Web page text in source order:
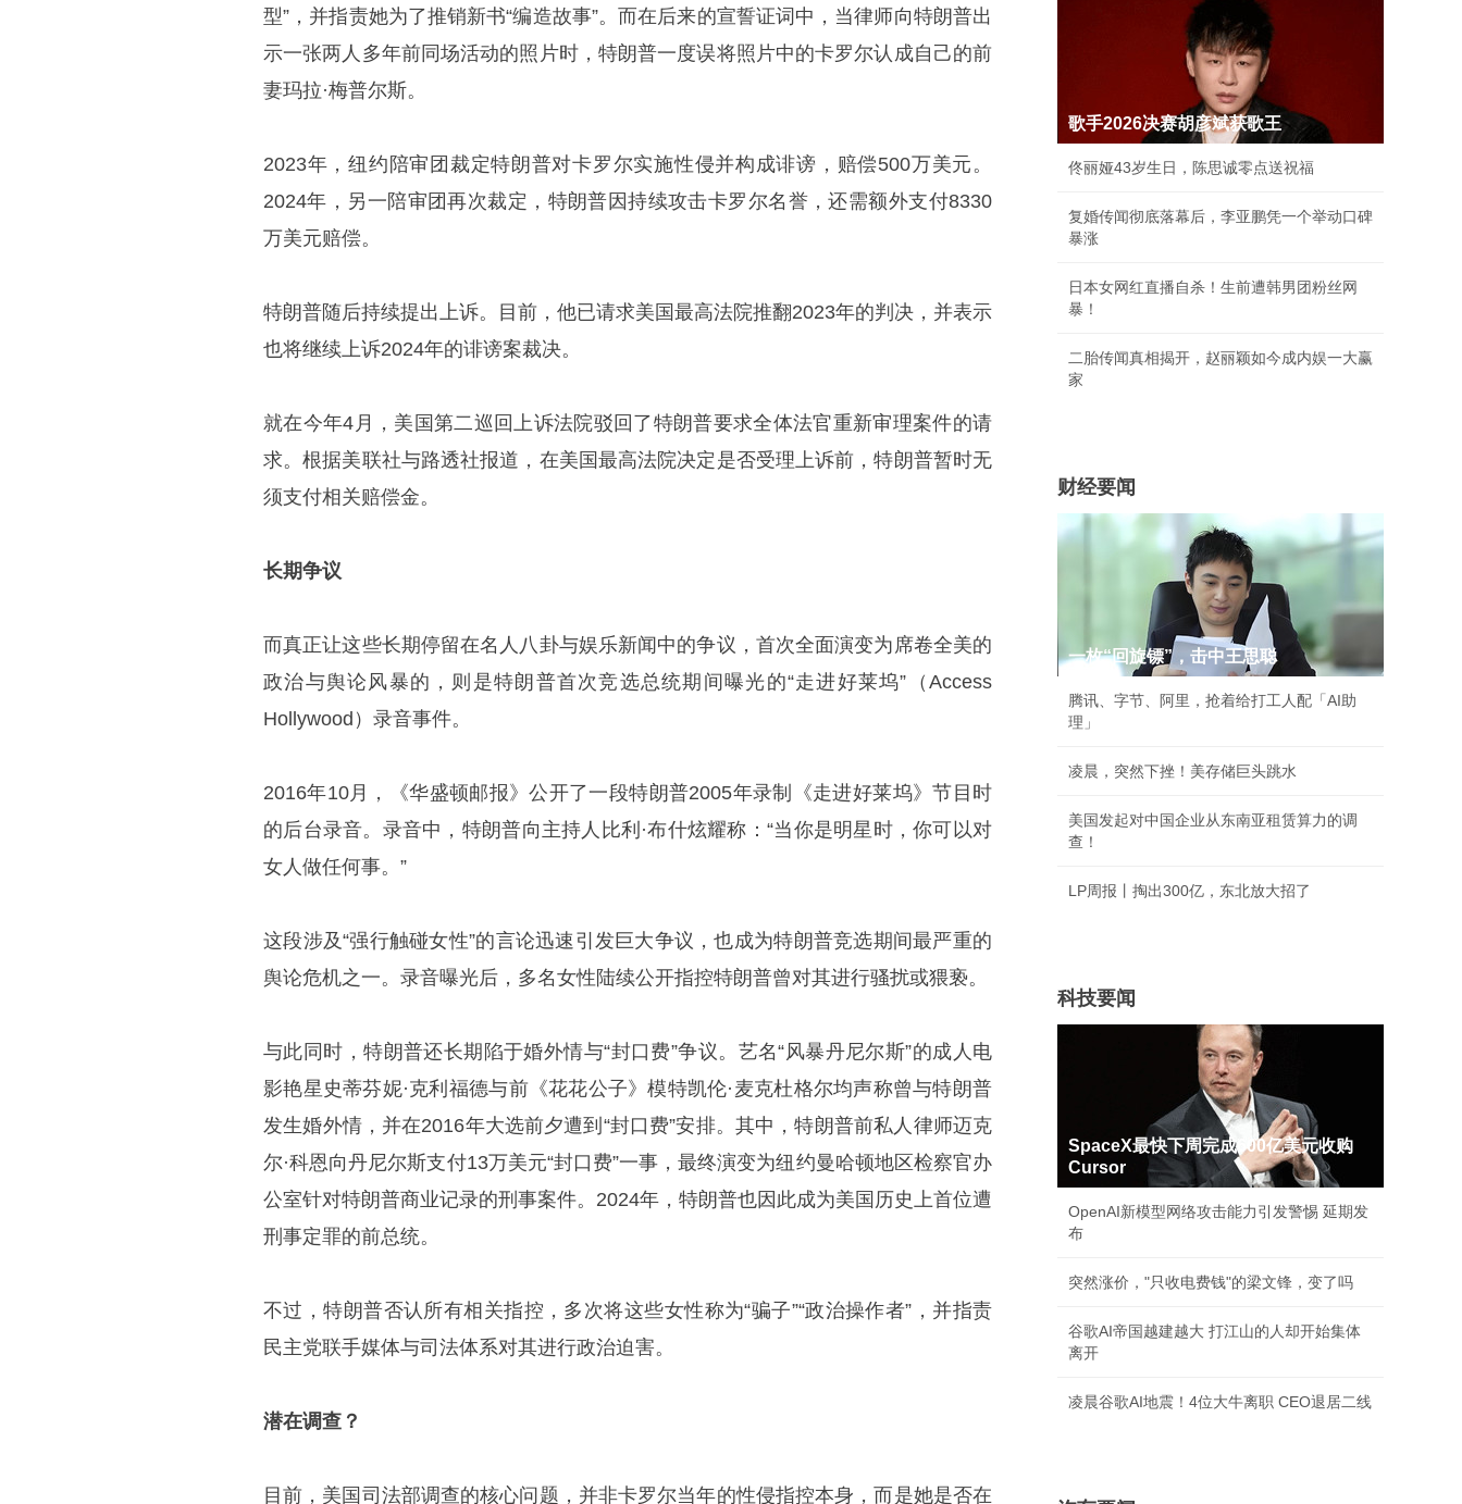
型”，并指责她为了推销新书“编造故事”。而在后来的宣誓证词中，当律师向特朗普出
示一张两人多年前同场活动的照片时，特朗普一度误将照片中的卡罗尔认成自己的前
妻玛拉·梅普尔斯。
2023年，纽约陪审团裁定特朗普对卡罗尔实施性侵并构成诽谤，赔偿500万美元。
2024年，另一陪审团再次裁定，特朗普因持续攻击卡罗尔名誉，还需额外支付8330
万美元赔偿。
特朗普随后持续提出上诉。目前，他已请求美国最高法院推翻2023年的判决，并表示
也将继续上诉2024年的诽谤案裁决。
就在今年4月，美国第二巡回上诉法院驳回了特朗普要求全体法官重新审理案件的请
求。根据美联社与路透社报道，在美国最高法院决定是否受理上诉前，特朗普暂时无
须支付相关赔偿金。
长期争议
而真正让这些长期停留在名人八卦与娱乐新闻中的争议，首次全面演变为席卷全美的
政治与舆论风暴的，则是特朗普首次竞选总统期间曝光的“走进好莱坞”（Access
Hollywood）录音事件。
2016年10月，《华盛顿邮报》公开了一段特朗普2005年录制《走进好莱坞》节目时
的后台录音。录音中，特朗普向主持人比利·布什炫耀称：“当你是明星时，你可以对
女人做任何事。”
这段涉及“强行触碰女性”的言论迅速引发巨大争议，也成为特朗普竞选期间最严重的
舆论危机之一。录音曝光后，多名女性陆续公开指控特朗普曾对其进行骚扰或猥亵。
与此同时，特朗普还长期陷于婚外情与“封口费”争议。艺名“风暴丹尼尔斯”的成人电
影艳星史蒂芬妮·克利福德与前《花花公子》模特凯伦·麦克杜格尔均声称曾与特朗普
发生婚外情，并在2016年大选前夕遭到“封口费”安排。其中，特朗普前私人律师迈克
尔·科恩向丹尼尔斯支付13万美元“封口费”一事，最终演变为纽约曼哈顿地区检察官办
公室针对特朗普商业记录的刑事案件。2024年，特朗普也因此成为美国历史上首位遭
刑事定罪的前总统。
不过，特朗普否认所有相关指控，多次将这些女性称为“骗子”“政治操作者”，并指责
民主党联手媒体与司法体系对其进行政治迫害。
潜在调查？
目前，美国司法部调查的核心问题，并非卡罗尔当年的性侵指控本身，而是她是否在
歌手2026决赛胡彦斌获歌王
佟丽娅43岁生日，陈思诚零点送祝福
复婚传闻彻底落幕后，李亚鹏凭一个举动口碑
暴涨
日本女网红直播自杀！生前遭韩男团粉丝网
暴！
二胎传闻真相揭开，赵丽颖如今成内娱一大赢
家
财经要闻
一枚“回旋镖”，击中王思聪
腾讯、字节、阿里，抢着给打工人配「AI助
理」
凌晨，突然下挫！美存储巨头跳水
美国发起对中国企业从东南亚租赁算力的调
查！
LP周报丨掏出300亿，东北放大招了
科技要闻
SpaceX最快下周完成600亿美元收购
Cursor
OpenAI新模型网络攻击能力引发警惕 延期发
布
突然涨价，"只收电费钱"的梁文锋，变了吗
谷歌AI帝国越建越大 打江山的人却开始集体
离开
凌晨谷歌AI地震！4位大牛离职 CEO退居二线